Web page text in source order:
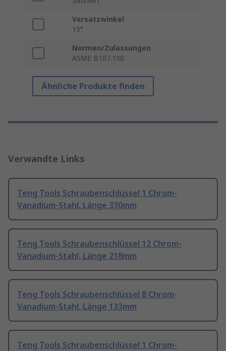
Versatzwinkel
15°
Normen/Zulassungen
ASME B107.100
Ähnliche Produkte finden
Verwandte Links
Teng Tools Schraubenschlüssel 1 Chrom-
Vanadium-Stahl, Länge 330mm
Teng Tools Schraubenschlüssel 12 Chrom-
Vanadium-Stahl, Länge 218mm
Teng Tools Schraubenschlüssel 8 Chrom-
Vanadium-Stahl, Länge 133mm
Teng Tools Schraubenschlüssel 1 Chrom-